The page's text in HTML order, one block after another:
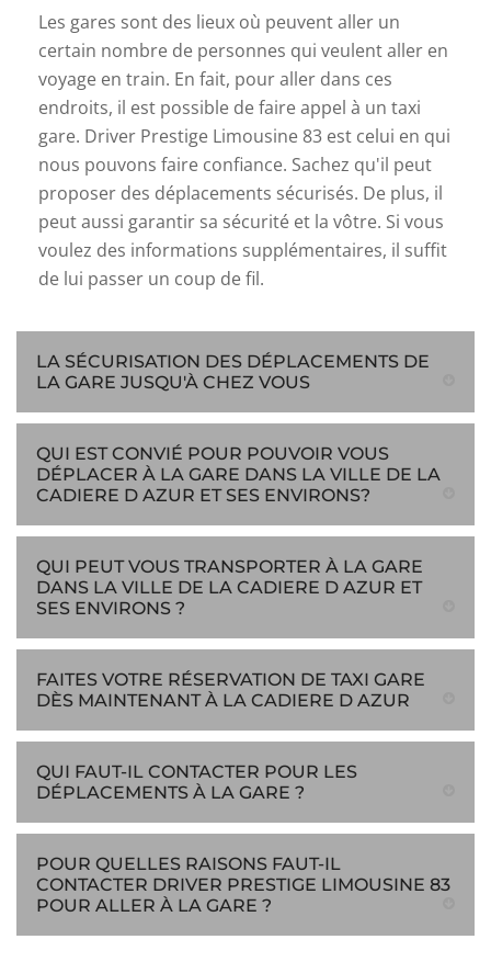
Les gares sont des lieux où peuvent aller un
certain nombre de personnes qui veulent aller en
voyage en train. En fait, pour aller dans ces
endroits, il est possible de faire appel à un taxi
gare. Driver Prestige Limousine 83 est celui en qui
nous pouvons faire confiance. Sachez qu'il peut
proposer des déplacements sécurisés. De plus, il
peut aussi garantir sa sécurité et la vôtre. Si vous
voulez des informations supplémentaires, il suffit
de lui passer un coup de fil.
LA SÉCURISATION DES DÉPLACEMENTS DE
LA GARE JUSQU'À CHEZ VOUS
QUI EST CONVIÉ POUR POUVOIR VOUS
DÉPLACER À LA GARE DANS LA VILLE DE LA
CADIERE D AZUR ET SES ENVIRONS?
QUI PEUT VOUS TRANSPORTER À LA GARE
DANS LA VILLE DE LA CADIERE D AZUR ET
SES ENVIRONS ?
FAITES VOTRE RÉSERVATION DE TAXI GARE
DÈS MAINTENANT À LA CADIERE D AZUR
QUI FAUT-IL CONTACTER POUR LES
DÉPLACEMENTS À LA GARE ?
POUR QUELLES RAISONS FAUT-IL
CONTACTER DRIVER PRESTIGE LIMOUSINE 83
POUR ALLER À LA GARE ?